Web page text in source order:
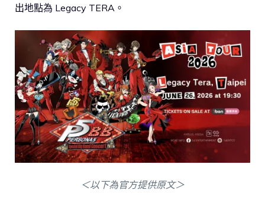
出地點為 Legacy TERA。
＜以下為官方提供原文＞